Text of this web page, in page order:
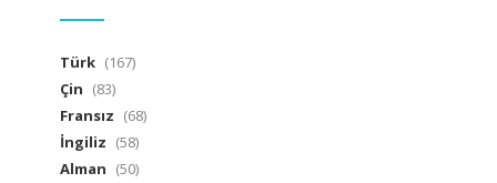
Türk (167)
Çin (83)
Fransız (68)
İngiliz (58)
Alman (50)